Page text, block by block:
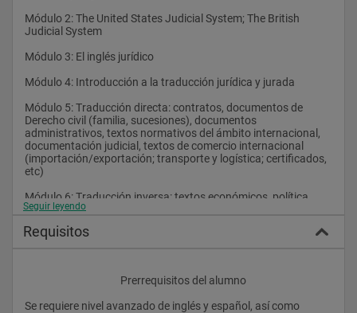
Módulo 2: The United States Judicial System; The British
Judicial System
Módulo 3: El inglés jurídico
Módulo 4: Introducción a la traducción jurídica y jurada
Módulo 5: Traducción directa: contratos, documentos de
Derecho civil (familia, sucesiones), documentos
administrativos, textos normativos del ámbito internacional,
documentación judicial, textos de comercio internacional
(importación/exportación; transporte y logística; certificados,
etc)
Módulo 6: Traducción inversa: textos económicos, política
europea e internacional, correspondencia empresarial e
sucesiones), documentos administrativos, documentación
Módulo 7: Talleres prácticos de traducción jurada
Módulo 8: Interpretación jurídico-económica y judicial
Seguir leyendo
Requisitos
					Prerrequisitos del alumno
Se requiere nivel avanzado de inglés y español, así como